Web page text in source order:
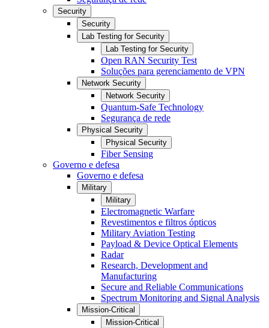
Security
Security
Lab Testing for Security
Lab Testing for Security
Open RAN Security Test
Soluções para gerenciamento de VPN
Network Security
Network Security
Quantum-Safe Technology
Segurança de rede
Physical Security
Physical Security
Fiber Sensing
Governo e defesa
Governo e defesa
Military
Military
Electromagnetic Warfare
Revestimentos e filtros ópticos
Military Aviation Testing
Payload & Device Optical Elements
Radar
Research, Development and
Manufacturing
Secure and Reliable Communications
Spectrum Monitoring and Signal Analysis
Mission-Critical
Mission-Critical